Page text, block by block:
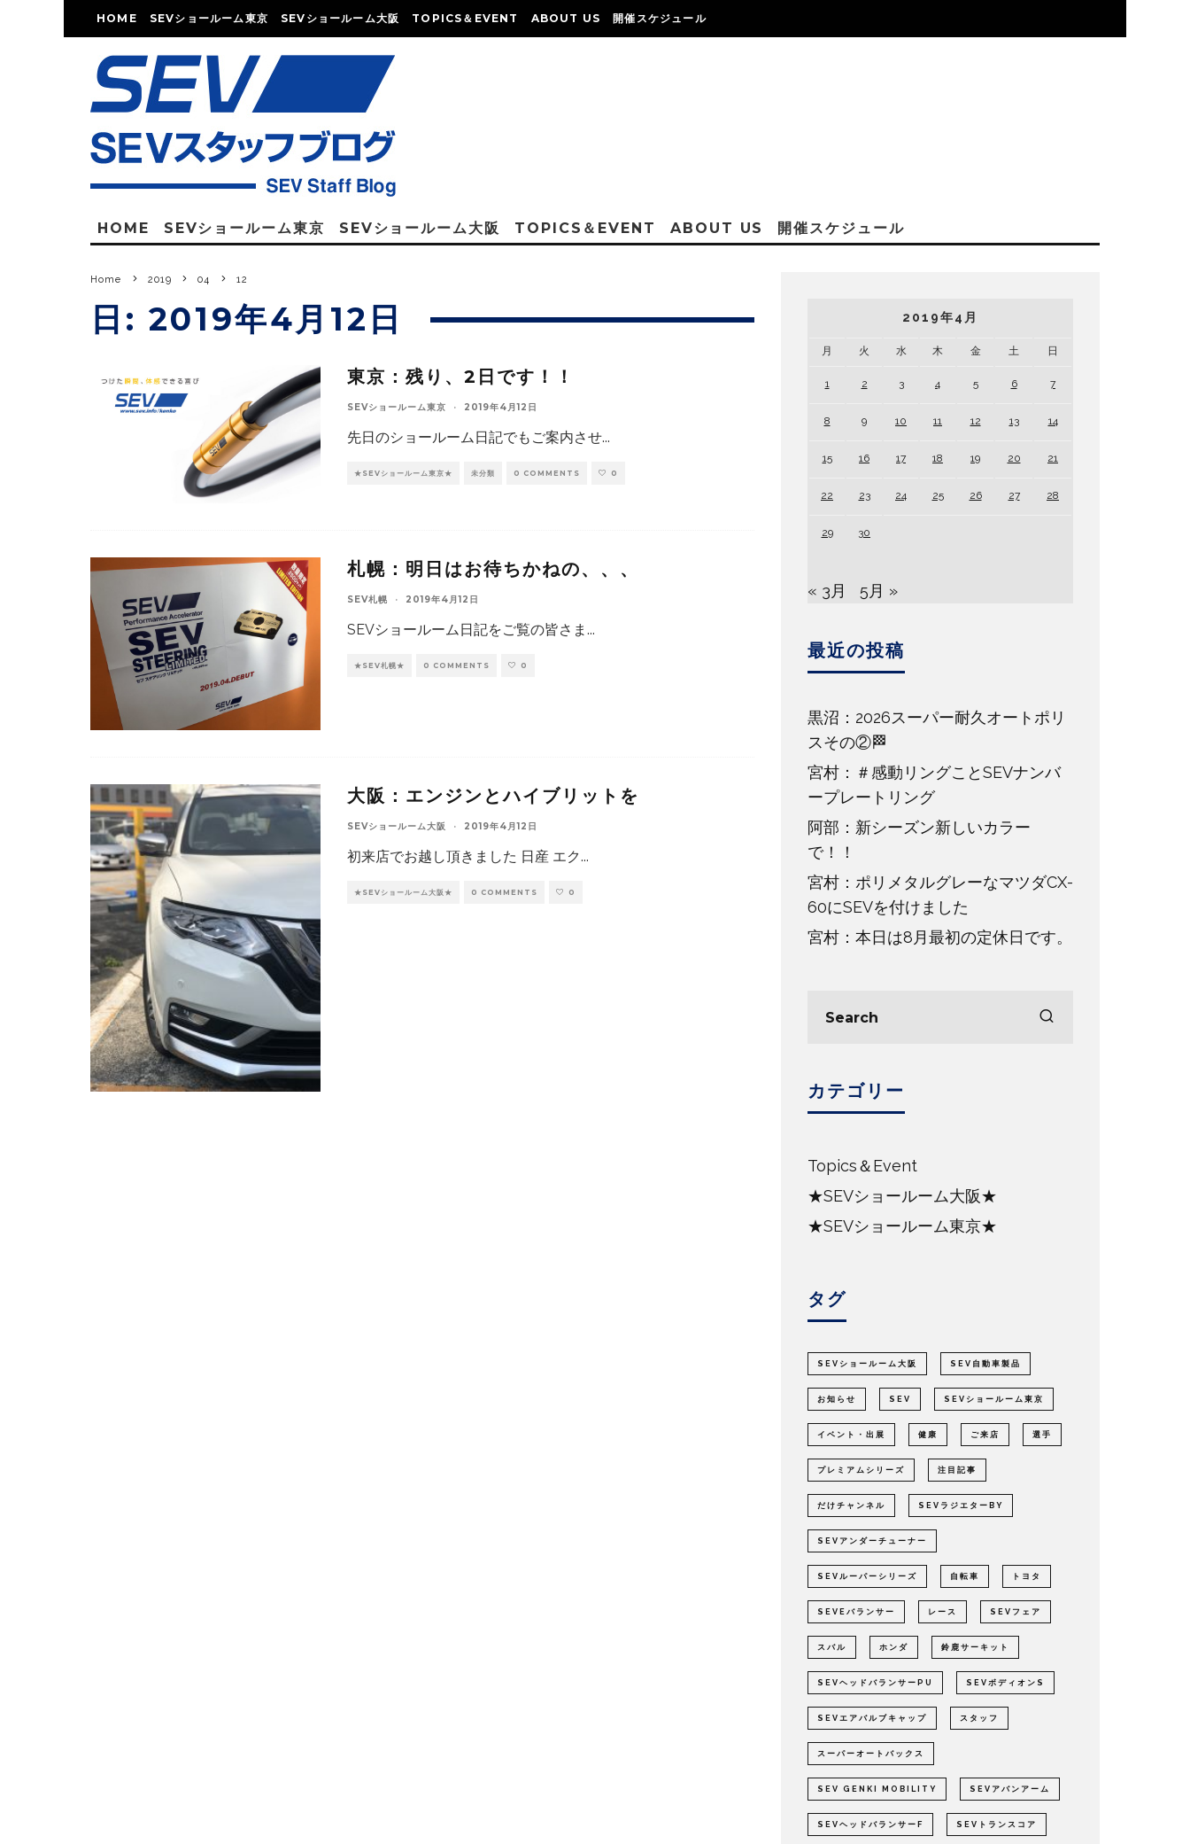
HOME SEVショールーム東京 SEVショールーム大阪 TOPICS＆EVENT ABOUT US 開催スケジュール
HOME SEVショールーム東京 SEVショールーム大阪 TOPICS＆EVENT ABOUT US 開催スケジュール
Home 2019 04 12
日: 2019年4月12日
東京：残り、2日です！！
SEVショールーム東京 · 2019年4月12日
先日のショールーム日記でもご案内させ...
★SEVショールーム東京★ 未分類 0 COMMENTS 0
札幌：明日はお待ちかねの、、、
SEV札幌 · 2019年4月12日
SEVショールーム日記をご覧の皆さま ...
★SEV札幌★ 0 COMMENTS 0
大阪：エンジンとハイブリットを
SEVショールーム大阪 · 2019年4月12日
初来店でお越し頂きました 日産 エク...
★SEVショールーム大阪★ 0 COMMENTS 0
2019年4月
月 火 水 木 金 土 日
1 2 3 4 5 6 7
8 9 10 11 12 13 14
15 16 17 18 19 20 21
22 23 24 25 26 27 28
29 30
« 3月 5月 »
最近の投稿
黒沼：2026スーパー耐久オートポリ
スその②🏁
宮村：＃感動リングことSEVナンバ
ープレートリング
阿部：新シーズン新しいカラー
で！！
宮村：ポリメタルグレーなマツダCX-
60にSEVを付けました
宮村：本日は8月最初の定休日です。
カテゴリー
Topics＆Event
★SEVショールーム大阪★
★SEVショールーム東京★
タグ
SEVショールーム大阪 SEV自動車製品
お知らせ SEV SEVショールーム東京
イベント・出展 健康 ご来店 選手
プレミアムシリーズ 注目記事
だけチャンネル SEVラジエターBY
SEVアンダーチューナー
SEVルーパーシリーズ 自転車 トヨタ
SEVEバランサー レース SEVフェア
スバル ホンダ 鈴鹿サーキット
SEVヘッドバランサーPU SEVボディオンS
SEVエアバルブキャップ スタッフ
スーパーオートバックス
SEV GENKI MOBILITY SEVアバンアーム
SEVヘッドバランサーF SEVトランスコア